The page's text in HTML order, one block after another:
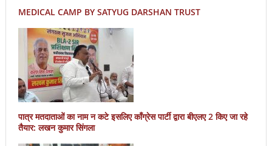
MEDICAL CAMP BY SATYUG DARSHAN TRUST
पात्र मतदाताओं का नाम न कटे इसलिए काँग्रेस पार्टी द्वारा बीएलए 2 किए जा रहे
तैयार: लखन कुमार सिंगला